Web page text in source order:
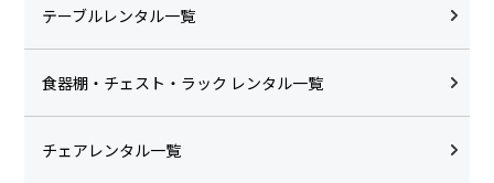
テーブルレンタル一覧
食器棚・チェスト・ラック レンタル一覧
チェアレンタル一覧